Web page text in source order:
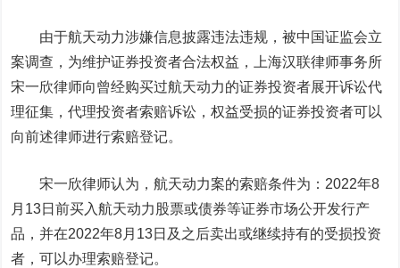
由于航天动力涉嫌信息披露违法违规，被中国证监会立
案调查，为维护证券投资者合法权益，上海汉联律师事务所
宋一欣律师向曾经购买过航天动力的证券投资者展开诉讼代
理征集，代理投资者索赔诉讼，权益受损的证券投资者可以
向前述律师进行索赔登记。
宋一欣律师认为，航天动力案的索赔条件为：2022年8
月13日前买入航天动力股票或债券等证券市场公开发行产
品，并在2022年8月13日及之后卖出或继续持有的受损投资
者，可以办理索赔登记。